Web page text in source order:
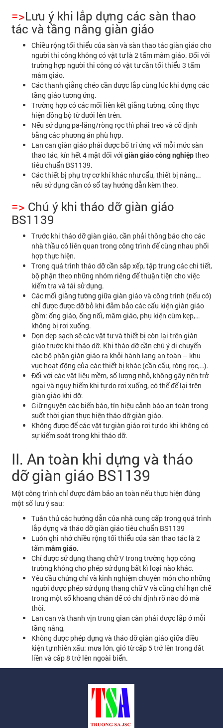
=>Lưu ý khi lắp dựng các sàn thao
tác và tầng nâng giàn giáo
Chiều rộng tối thiểu của sàn và sàn thao tác giàn giáo cho
người thi công không có vật tư là 2 tấm mâm giáo. Đối với
trường hợp người thi công có vật tư cần tối thiểu 3 tấm
mâm giáo.
Các thanh giằng chéo cần được lắp cùng lúc khi dựng các
tầng giáo tương ứng.
Trường hợp có các mối liên kết giằng tường, cũng thực
hiện đồng bộ từ dưới lên trên.
Nếu sử dụng pa-lăng/ròng rọc thì phải treo và cố định
bằng các phương án phù hợp.
Lan can giàn giáo phải được bố trí ứng với mỗi mức sàn
thao tác, kín hết 4 mặt đối với giàn giáo công nghiệptheo
tiêu chuẩn BS1139.
Các thiết bị phụ trợ cơ khí khác như cẩu, thiết bị nâng,..
nếu sử dụng cần có sổ tay hướng dẫn kèm theo.
=> Chú ý khi tháo dỡ giàn giáo
BS1139
Trước khi tháo dỡ giàn giáo, cần phải thông báo cho các
nhà thầu có liên quan trong công trình để cùng nhau phối
hợp thực hiện.
Trong quá trình tháo dỡ cần sắp xếp, tập trung các chi tiết,
bộ phận theo những nhóm riêng để thuận tiện cho việc
kiểm tra và tái sử dụng.
Các mối giằng tường giữa giàn giáo và công trình (nếu có)
chỉ được được dỡ bỏ khi đảm bảo các cấu kiện giàn giáo
gồm: ống giáo, ống nối, mâm giáo, phụ kiện cùm kẹp,…
không bị rơi xuống.
Dọn dẹp sạch sẽ các vật tư và thiết bị còn lại trên giàn
giáo trước khi tháo dỡ. Khi tháo dỡ cần chú ý di chuyển
các bộ phận giàn giáo ra khỏi hành lang an toàn – khu
vực hoạt động của các thiết bị khác (cần cẩu, ròng rọc,…).
Đối với các vật liệu mềm, số lượng nhỏ, không gây nên trở
ngại và nguy hiểm khi tự do rơi xuống, có thể để lại trên
giàn giáo khi dỡ.
Giữ nguyên các biển báo, tín hiệu cảnh báo an toàn trong
suốt thời gian thực hiện tháo dỡ giàn giáo.
Không được để các vật tư giàn giáo rơi tự do khi không có
sự kiểm soát trong khi tháo dỡ.
II. An toàn khi dựng và tháo
dỡ giàn giáo BS1139
Một công trình chỉ được đảm bảo an toàn nếu thực hiện đúng
một số lưu ý sau:
Tuân thủ các hướng dẫn của nhà cung cấp trong quá trình
lắp dựng và tháo dỡ giàn giáo tiêu chuẩn BS1139
Luôn ghi nhớ chiều rộng tối thiểu của sàn thao tác là 2
tấmmâm giáo.
Chỉ được sử dụng thang chữ V trong trường hợp công
trường không cho phép sử dụng bất kì loại nào khác.
Yêu cầu chứng chỉ và kinh nghiệm chuyên môn cho những
người được phép sử dụng thang chữ V và cũng chỉ hạn chế
trong một số khoang chân đế có chỉ định rõ nào đó mà
thôi.
Lan can và thanh vịn trung gian càn phải được lắp ở mỗi
tầng nâng,
Không được phép dựng và tháo dỡ giàn giáo giữa điều
kiện tự nhiên xấu: mưa lớn, gió từ cấp 5 trở lên trong đất
liền và cấp 8 trở lên ngoài biển.